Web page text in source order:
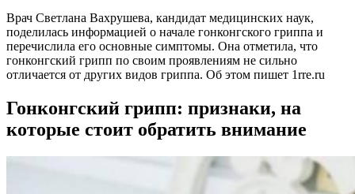
Врач Светлана Вахрушева, кандидат медицинских наук,
поделилась информацией о начале гонконгского гриппа и
перечислила его основные симптомы. Она отметила, что
гонконгский грипп по своим проявлениям не сильно
отличается от других видов гриппа. Об этом пишет 1rre.ru
Гонконгский грипп: признаки, на
которые стоит обратить внимание